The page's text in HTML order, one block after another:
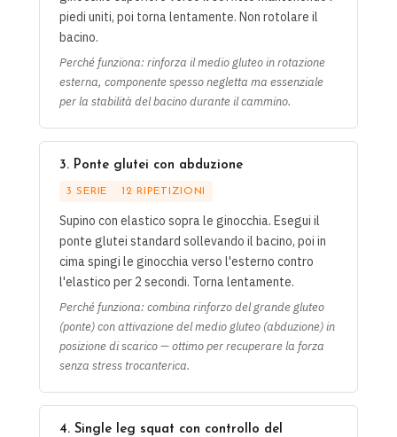
piedi uniti, poi torna lentamente. Non rotolare il
bacino.
Perché funziona: rinforza il medio gluteo in rotazione
esterna, componente spesso negletta ma essenziale
per la stabilità del bacino durante il cammino.
3. Ponte glutei con abduzione
3 SERIE 12 RIPETIZIONI
Supino con elastico sopra le ginocchia. Esegui il
ponte glutei standard sollevando il bacino, poi in
cima spingi le ginocchia verso l'esterno contro
l'elastico per 2 secondi. Torna lentamente.
Perché funziona: combina rinforzo del grande gluteo
(ponte) con attivazione del medio gluteo (abduzione) in
posizione di scarico — ottimo per recuperare la forza
senza stress trocanterica.
4. Single leg squat con controllo del